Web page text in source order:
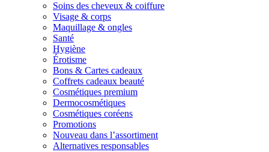
Soins des cheveux & coiffure
Visage & corps
Maquillage & ongles
Santé
Hygiène
Érotisme
Bons & Cartes cadeaux
Coffrets cadeaux beauté
Cosmétiques premium
Dermocosmétiques
Cosmétiques coréens
Promotions
Nouveau dans l’assortiment
Alternatives responsables